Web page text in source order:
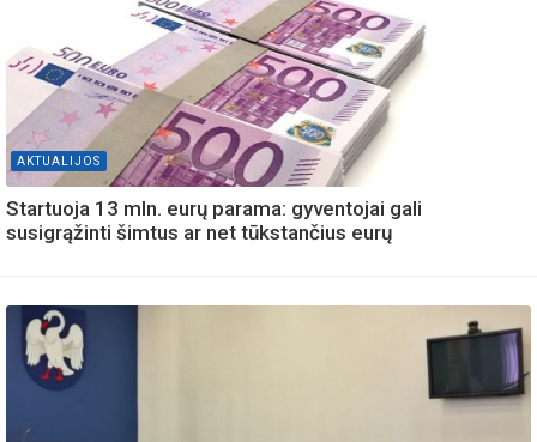
AKTUALIJOS
Startuoja 13 mln. eurų parama: gyventojai gali
susigrąžinti šimtus ar net tūkstančius eurų